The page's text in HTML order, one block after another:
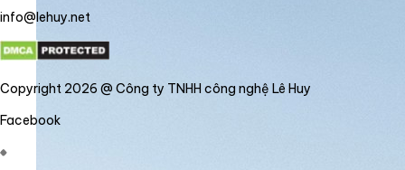
info@lehuy.net
Copyright 2026 @ Công ty TNHH công nghệ Lê Huy
Facebook